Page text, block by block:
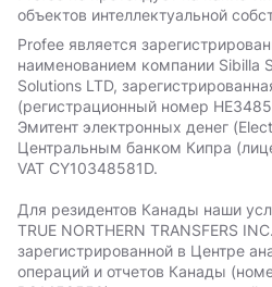
объектов интеллектуальной
Profee является
наименованием компании Sibilla
Solutions LTD,
(регистрационный номер
Эмитент электронных денег
Центральным банком Кипра
VAT СY10348581D.
Для резидентов Канады наши
TRUE NORTHERN TRANSFERS
зарегистрированной в Центре
операций и отчетов Канады